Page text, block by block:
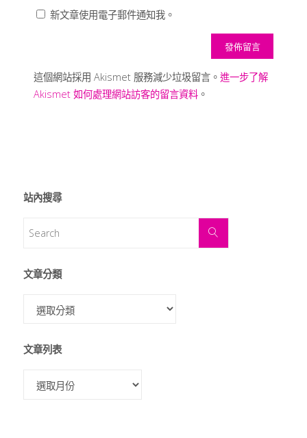
新文章使用電子郵件通知我。
這個網站採用 Akismet 服務減少垃圾留言。 進一步了解
Akismet 如何處理網站訪客的留言資料。
站內搜尋
文章分類
文章列表